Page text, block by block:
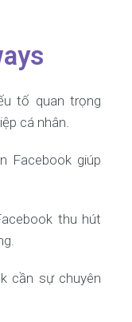
tố quan trọng
cá nhân.
Facebook giúp
thu hút
cần sự chuyên